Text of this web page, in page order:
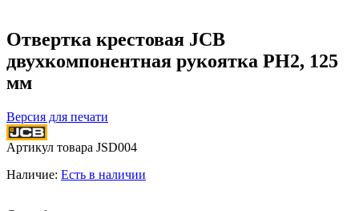
Отвертка крестовая JCB
двухкомпонентная рукоятка PH2, 125
мм
Версия для печати
Артикул товара JSD004
Наличие: Есть в наличии